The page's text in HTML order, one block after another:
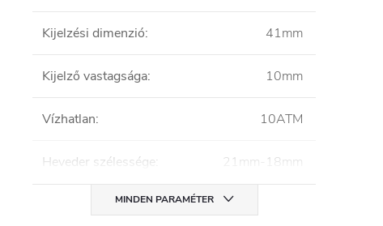
Kijelzési dimenzió: 41mm
Kijelző vastagsága: 10mm
Vízhatlan: 10ATM
Heveder szélessége: 21mm-18mm
MINDEN PARAMÉTER